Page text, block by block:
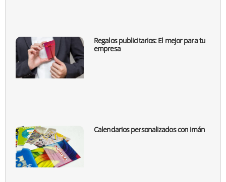
Regalos publicitarios: El mejor para tu
empresa
Calendarios personalizados con imán